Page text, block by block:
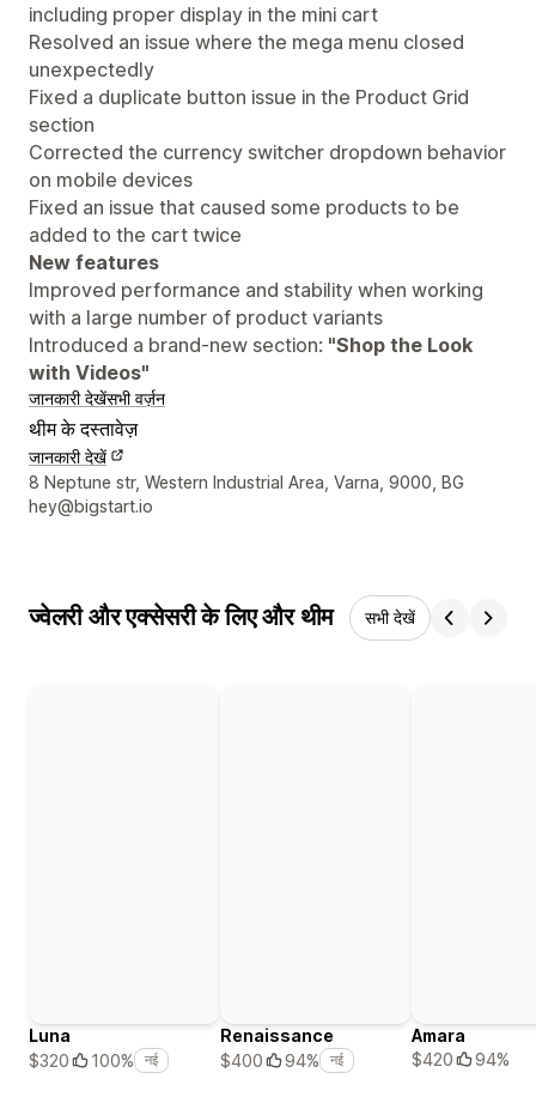
including proper display in the mini cart
Resolved an issue where the mega menu closed
unexpectedly
Fixed a duplicate button issue in the Product Grid
section
Corrected the currency switcher dropdown behavior
on mobile devices
Fixed an issue that caused some products to be
added to the cart twice
New features
Improved performance and stability when working
with a large number of product variants
Introduced a brand-new section: "Shop the Look
with Videos"
जानकारी देखेंसभी वर्ज़न
थीम के दस्तावेज़
जानकारी देखें
डिज़ाइनर के संपर्क की जानकारी
8 Neptune str, Western Industrial Area, Varna, 9000, BG
hey@bigstart.io
ज्वेलरी और एक्सेसरी के लिए और थीम सभी देखें
Luna
$320
100% नई
Renaissance
$400
94% नई
Amara
$420
94%